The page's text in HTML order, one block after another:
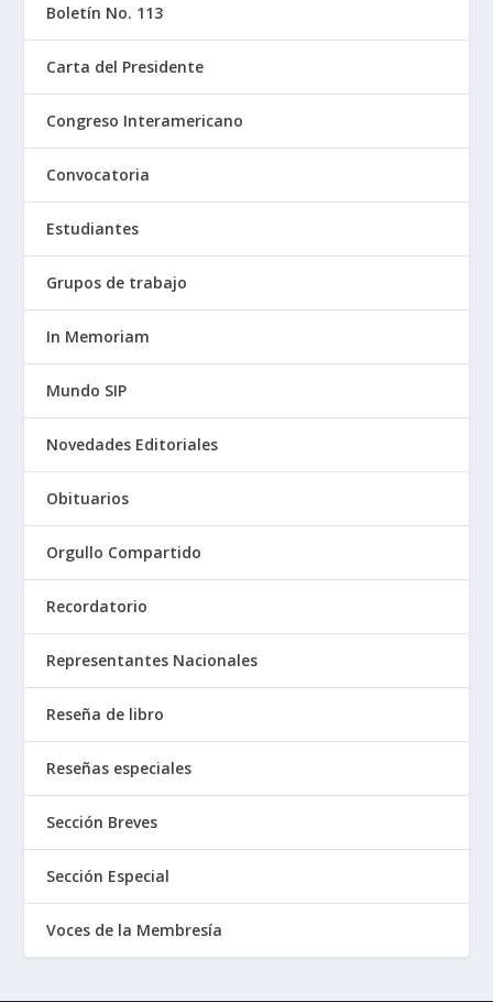
Boletín No. 113
Carta del Presidente
Congreso Interamericano
Convocatoria
Estudiantes
Grupos de trabajo
In Memoriam
Mundo SIP
Novedades Editoriales
Obituarios
Orgullo Compartido
Recordatorio
Representantes Nacionales
Reseña de libro
Reseñas especiales
Sección Breves
Sección Especial
Voces de la Membresía